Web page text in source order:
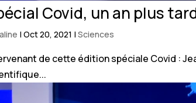
Covid, un an plus
aline |Oct 20, 2021 |Sciences
de cette édition spéciale Covid :